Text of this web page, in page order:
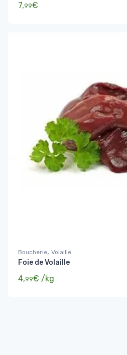
7,99€
Boucherie, Volaille
Foie de Volaille
4,99€ /kg